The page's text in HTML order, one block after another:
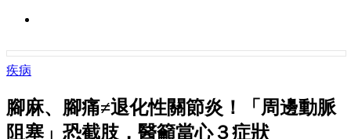
疾病
腳麻、腳痛≠退化性關節炎！「周邊動脈
阻塞」恐截肢，醫籲當心３症狀